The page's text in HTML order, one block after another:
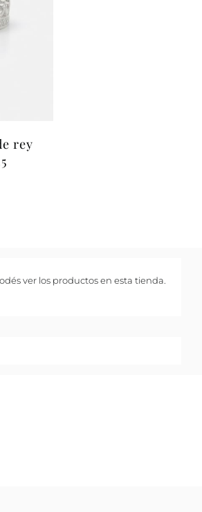
rey
ver los productos en esta tienda.